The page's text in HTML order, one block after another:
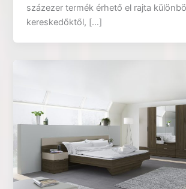
százezer termék érhető el rajta
kereskedőktől, […]